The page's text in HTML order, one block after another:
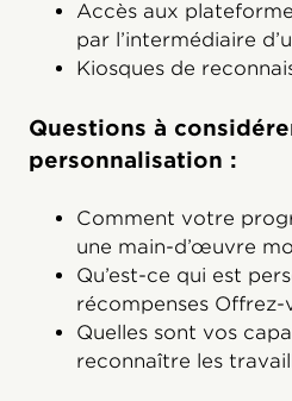
Accès aux
par l’intermédiaire
Kiosques de
Questions à
personnalisation :
Comment votre
une main-d’œuvre
Qu’est-ce qui est
récompenses Offrez-
Quelles sont vos
reconnaître les